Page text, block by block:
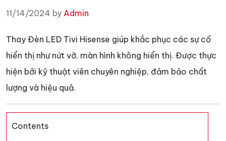
11/14/2024 by Admin
Thay Đèn LED Tivi Hisense giúp khắc phục các sự cố
hiển thị như nứt vỡ, màn hình không hiển thị. Được thực
hiện bởi kỹ thuật viên chuyên nghiệp, đảm bảo chất
lượng và hiệu quả.
Contents